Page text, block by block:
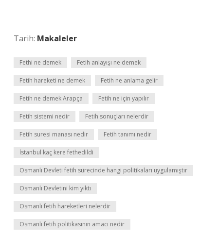
Tarih: Makaleler
Fethi ne demek Fetih anlayışı ne demek
Fetih hareketi ne demek Fetih ne anlama gelir
Fetih ne demek Arapça Fetih ne için yapılır
Fetih sistemi nedir Fetih sonuçları nelerdir
Fetih suresi manası nedir Fetih tanımı nedir
İstanbul kaç kere fethedildi
Osmanlı Devleti fetih sürecinde hangi politikaları uygulamıştır
Osmanlı Devletini kim yıktı
Osmanlı fetih hareketleri nelerdir
Osmanlı fetih politikasının amacı nedir